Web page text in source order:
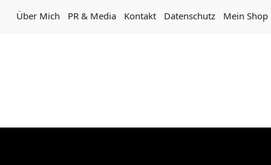
Über Mich PR & Media Kontakt Datenschutz Mein Shop